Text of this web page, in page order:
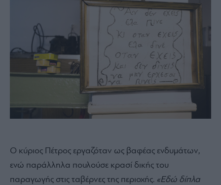
Ο κύριος Πέτρος εργαζόταν ως βαφέας ενδυμάτων,
ενώ παράλληλα πουλούσε κρασί δικής του
παραγωγής στις ταβέρνες της περιοχής. «Εδώ δίπλα